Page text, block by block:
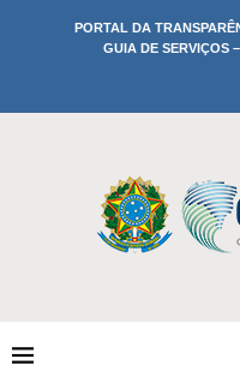
PORTAL DA
GUIA DE SERVIÇOS